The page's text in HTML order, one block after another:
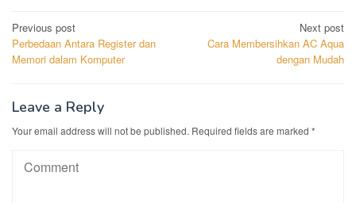
Post
navigation
Previous post
Perbedaan Antara Register dan
Memori dalam Komputer
Next post
Cara Membersihkan AC Aqua
dengan Mudah
Leave a Reply
Your email address will not be published. Required fields are marked *